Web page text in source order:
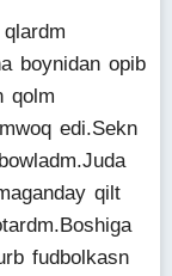
boynidan opib
qolm
edi.Sekn
qilt
fudbolkasn